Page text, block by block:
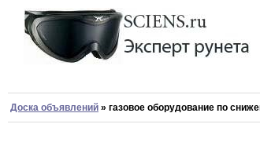
Доска объявлений » газовое оборудование по